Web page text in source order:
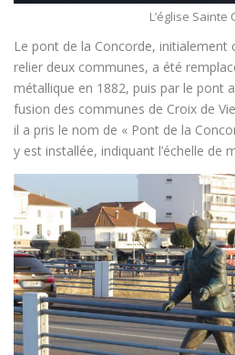
L’église Sainte
Le pont de la Concorde, initialement
relier deux communes, a été
métallique en 1882, puis par le pont
fusion des communes de Croix de
il a pris le nom de « Pont de la
y est installée, indiquant l’échelle de